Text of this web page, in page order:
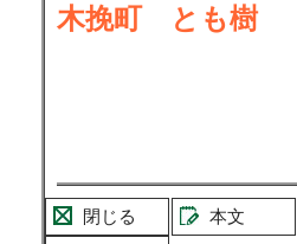
木挽町 とも樹
閉じる 本文